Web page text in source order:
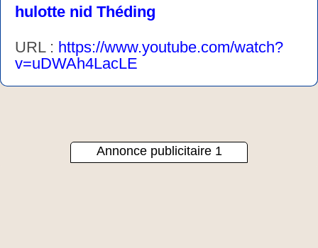
hulotte nid Théding
URL : https://www.youtube.com/watch?
v=uDWAh4LacLE
Annonce publicitaire 1